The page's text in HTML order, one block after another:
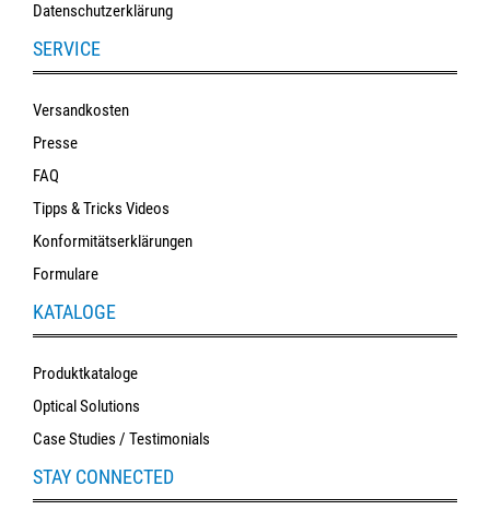
Datenschutzerklärung
SERVICE
Versandkosten
Presse
FAQ
Tipps & Tricks Videos
Konformitätserklärungen
Formulare
KATALOGE
Produktkataloge
Optical Solutions
Case Studies / Testimonials
STAY CONNECTED